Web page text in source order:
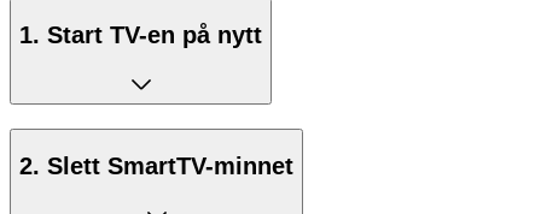
1. Start TV-en på nytt
2. Slett SmartTV-minnet